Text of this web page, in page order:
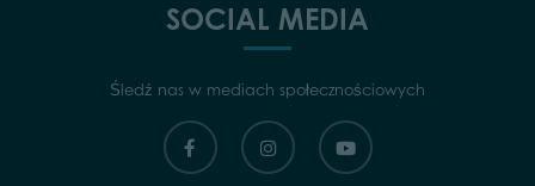
SOCIAL MEDIA
Śledź nas w mediach społecznościowych